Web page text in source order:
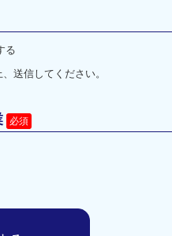
る
送信してください。